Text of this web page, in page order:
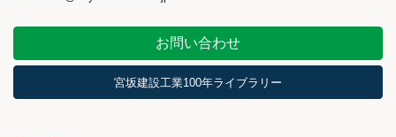
お問い合わせ
宮坂建設工業100年ライブラリー